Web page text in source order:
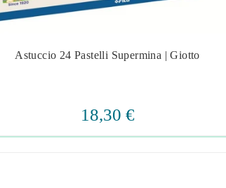

Astuccio 24 Pastelli Supermina | Giotto
18,30 €